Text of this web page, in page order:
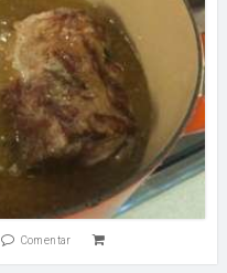
Comentar